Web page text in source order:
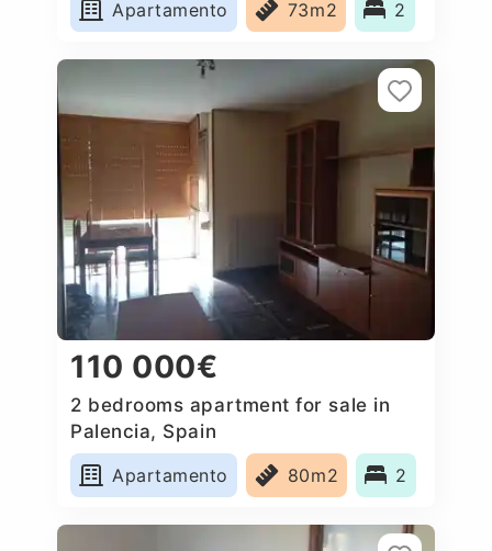
Apartamento 73m2 2
110 000€
2 bedrooms apartment for sale in
Palencia, Spain
Apartamento
80m2 2